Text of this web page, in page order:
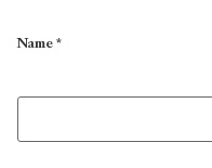
Name*